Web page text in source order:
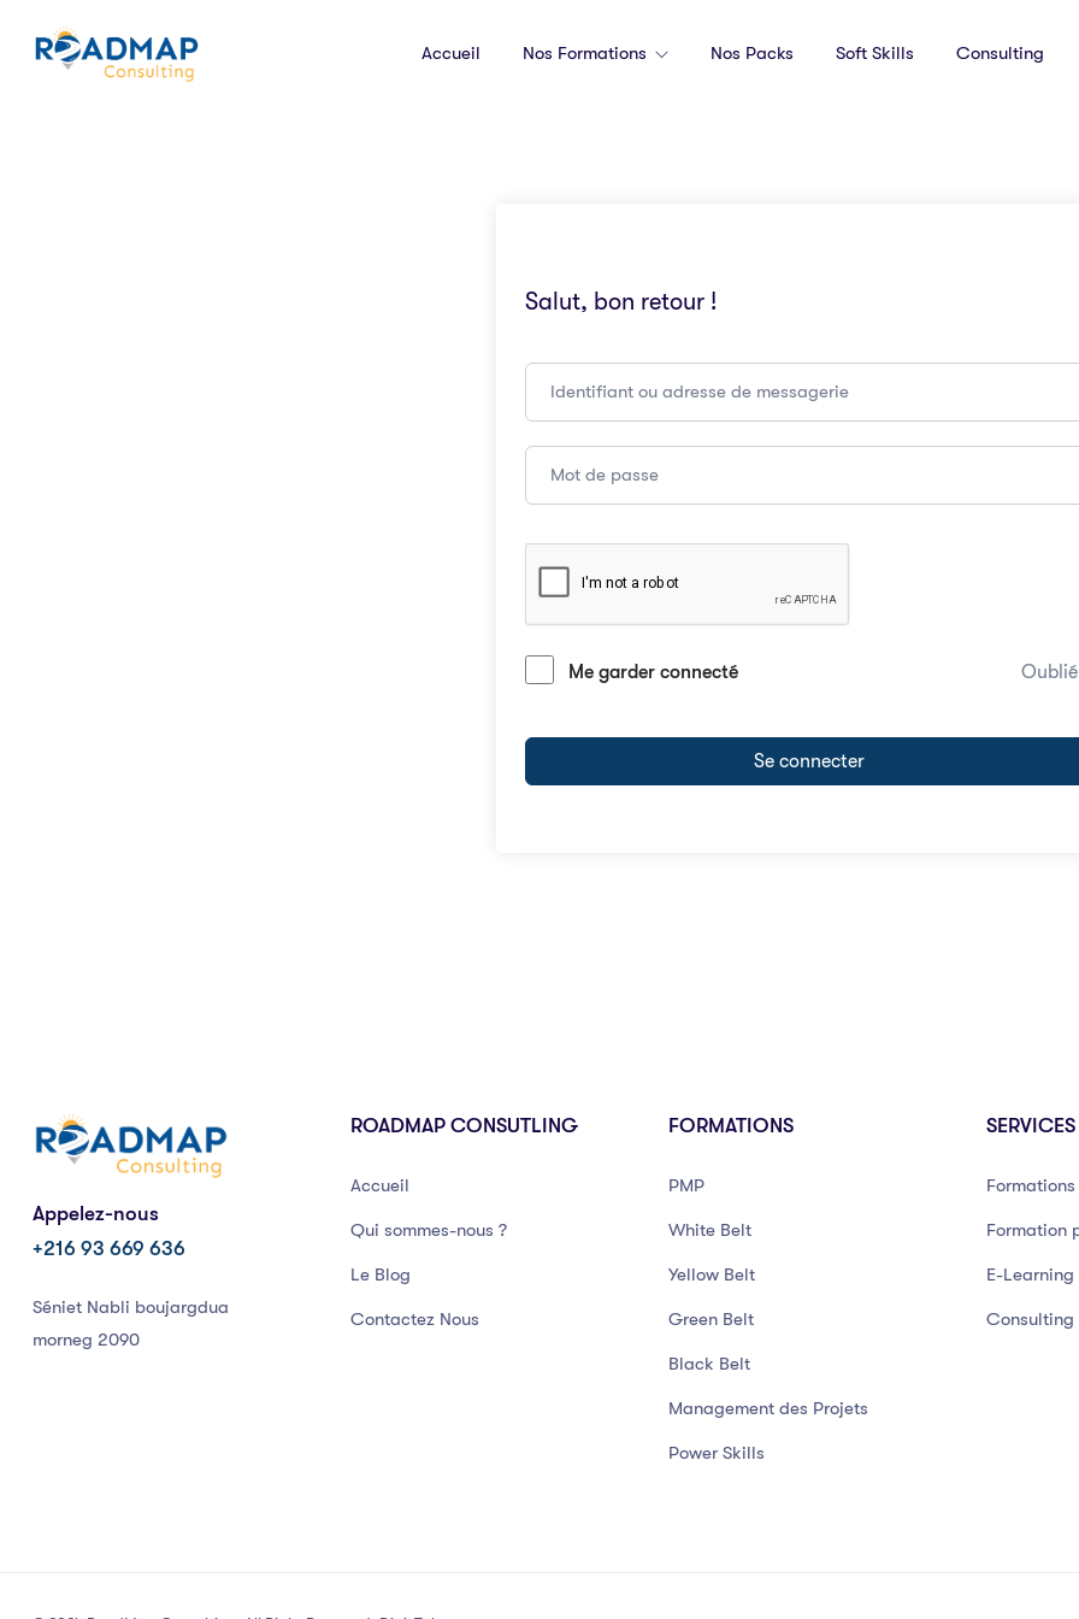
Accueil Nos Formations Nos Packs Soft Skills Consulting
Salut, bon retour !
Me garder connecté
Se connecter
Appelez-nous
+216 93 669 636
Séniet Nabli boujargdua
morneg 2090
ROADMAP CONSUTLING
Accueil
Qui sommes-nous ?
Le Blog
Contactez Nous
FORMATIONS
PMP
White Belt
Yellow Belt
Green Belt
Black Belt
Management des Projets
Power Skills
SERVICES
Formation
E-Learning
Consulting